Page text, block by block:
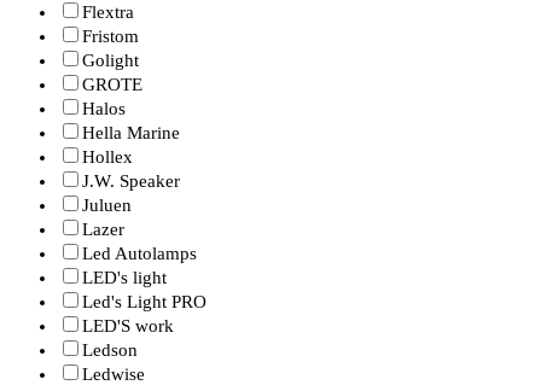
Flextra
Fristom
Golight
GROTE
Halos
Hella Marine
Hollex
J.W. Speaker
Juluen
Lazer
Led Autolamps
LED's light
Led's Light PRO
LED'S work
Ledson
Ledwise